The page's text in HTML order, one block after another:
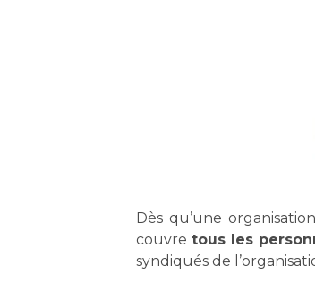
Dès qu’une
couvretous les
syndiqués de